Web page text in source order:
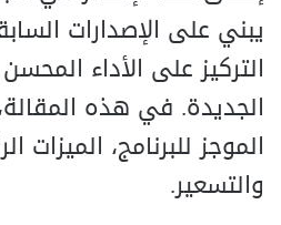
التركيز على الأداء
الجديدة. في هذه
الموجز للبرنامج، الميزات
والتسعير.